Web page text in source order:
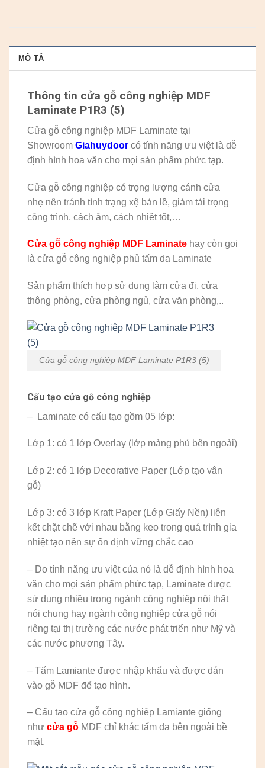
MÔ TẢ
Thông tin cửa gỗ công nghiệp MDF
Laminate P1R3 (5)
Cửa gỗ công nghiệp MDF Laminate tại
Showroom Giahuydoor có tính năng ưu việt là dễ
định hình hoa văn cho mọi sản phẩm phức tạp.
Cửa gỗ công nghiệp có trọng lượng cánh cửa
nhẹ nên tránh tình trạng xệ bản lề, giảm tải trọng
công trình, cách âm, cách nhiệt tốt,…
Cửa gỗ công nghiệp MDF Laminate hay còn gọi
là cửa gỗ công nghiệp phủ tấm da Laminate
Sản phẩm thích hợp sử dụng làm cửa đi, cửa
thông phòng, cửa phòng ngủ, cửa văn phòng,..
Cửa gỗ công nghiệp MDF Laminate P1R3 (5)
Cấu tạo cửa gỗ công nghiệp
– Laminate có cấu tạo gồm 05 lớp:
Lớp 1: có 1 lớp Overlay (lớp màng phủ bên ngoài)
Lớp 2: có 1 lớp Decorative Paper (Lớp tạo vân
gỗ)
Lớp 3: có 3 lớp Kraft Paper (Lớp Giấy Nền) liên
kết chặt chẽ với nhau bằng keo trong quá trình gia
nhiệt tạo nên sự ổn định vững chắc cao
– Do tính năng ưu việt của nó là dễ định hình hoa
văn cho mọi sản phẩm phức tạp, Laminate được
sử dụng nhiều trong ngành công nghiệp nội thất
nói chung hay ngành công nghiệp cửa gỗ nói
riêng tại thị trường các nước phát triển như Mỹ và
các nước phương Tây.
– Tấm Lamiante được nhập khẩu và được dán
vào gỗ MDF để tạo hình.
– Cấu tạo cửa gỗ công nghiệp Lamiante giống
như cửa gỗ MDF chỉ khác tấm da bên ngoài bề
mặt.